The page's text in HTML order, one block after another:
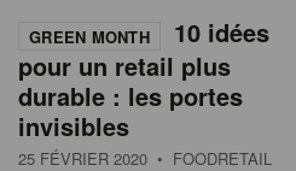
GREEN MONTH
10 idées
pour un retail plus
durable : les portes
invisibles
25 FÉVRIER 2020 • FOODRETAIL